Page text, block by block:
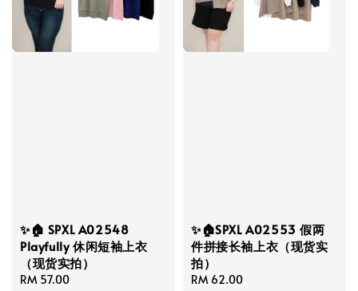
✨🏠 SPXL A02548
Playfully 休闲短袖上衣
（现货实拍）
Regular
RM 57.00
✨🏠SPXL A02553 假两
件拼接长袖上衣（现货实
拍）
Regular
RM 62.00